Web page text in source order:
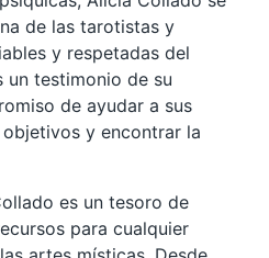
de las tarotistas y
y respetadas del
un testimonio de su
de ayudar a sus
y encontrar la
es un tesoro de
para cualquier